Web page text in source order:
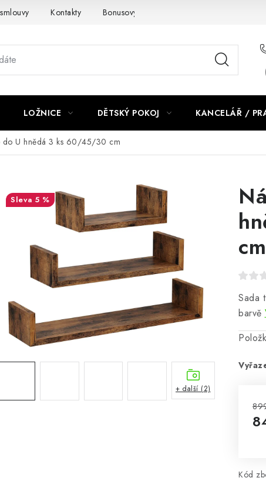
Kontakty Bonusový program NBM+
LOŽNICE DĚTSKÝ POKOJ KANCELÁŘ /
do U hnědá 3 ks 60/45/30 cm
cm
Sada
barvě
Kód
5 %
+ další (2)